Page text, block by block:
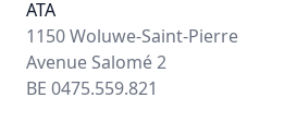
ATA
1150 Woluwe-Saint-Pierre
Avenue Salomé 2
BE 0475.559.821